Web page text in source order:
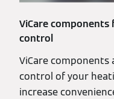
ViCare
control
ViCare
control of your
increase